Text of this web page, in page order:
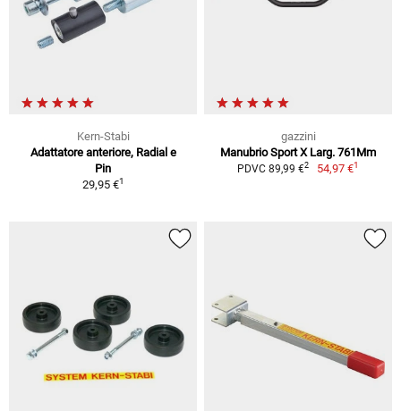
Kern-Stabi
Adattatore anteriore, Radial e
Pin
29,95 €1
gazzini
Manubrio Sport X Larg. 761Mm
PDVC 89,99 €2 54,97 €1